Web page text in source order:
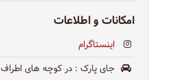
امکانات و اطلاعات
اینستاگرام
جای پارک : در كوچه هاى اطراف